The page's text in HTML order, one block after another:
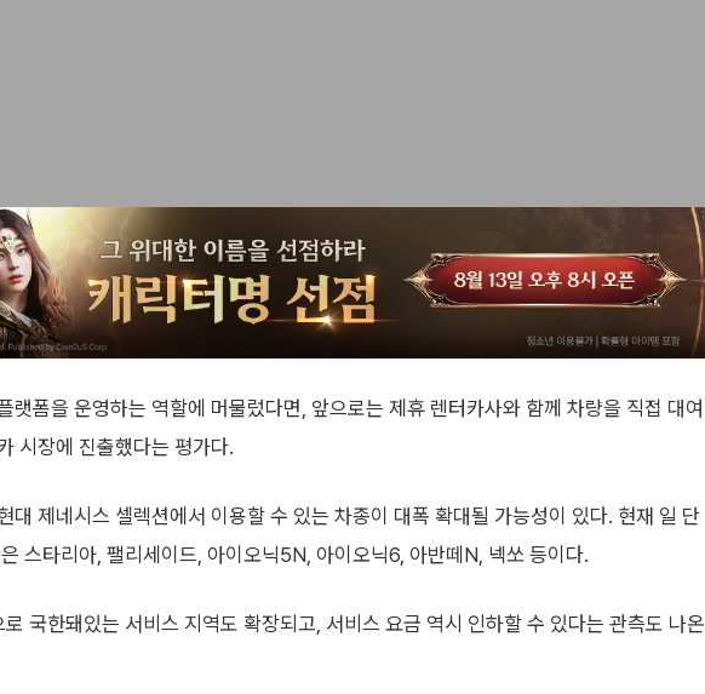
랫폼을 운영하는 역할에 머물렀다면, 앞으로는 제휴 렌터카사와 함께 차량을 직접 대여
시장에 진출했다는 평가다.
대 제네시스 셀렉션에서 이용할 수 있는 차종이 대폭 확대될 가능성이 있다. 현재 일 단
스타리아, 팰리세이드, 아이오닉5N, 아이오닉6, 아반떼N, 넥쏘 등이다.
로 국한돼있는 서비스 지역도 확장되고, 서비스 요금 역시 인하할 수 있다는 관측도 나온